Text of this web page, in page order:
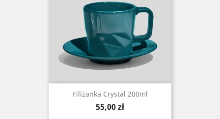
Filiżanka Crystal 200ml
Cena
55,00 zł